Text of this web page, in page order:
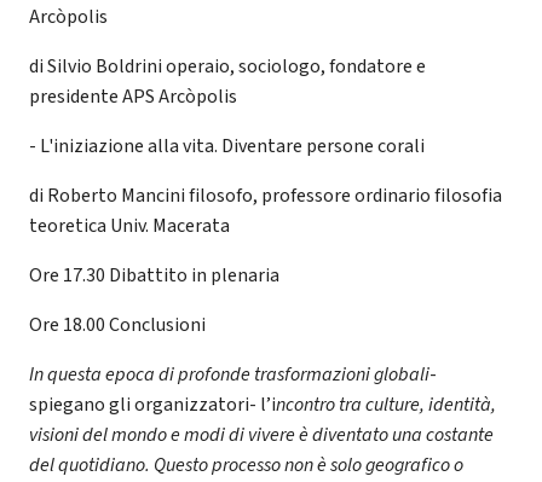
Arcòpolis
di Silvio Boldrini operaio, sociologo, fondatore e
presidente APS Arcòpolis
- L'iniziazione alla vita. Diventare persone corali
di Roberto Mancini filosofo, professore ordinario filosofia
teoretica Univ. Macerata
Ore 17.30 Dibattito in plenaria
Ore 18.00 Conclusioni
In questa epoca di profonde trasformazioni globali-
spiegano gli organizzatori- l’incontro tra culture, identità,
visioni del mondo e modi di vivere è diventato una costante
del quotidiano. Questo processo non è solo geografico o